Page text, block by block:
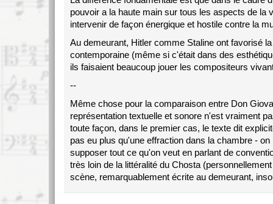
pouvoir a la haute main sur tous les aspects de la
intervenir de façon énergique et hostile contre la
Au demeurant, Hitler comme Staline ont favorisé
contemporaine (même si c'était dans des
ils faisaient beaucoup jouer les compositeurs
--
Même chose pour la comparaison entre Don
représentation textuelle et sonore n'est vraiment
toute façon, dans le premier cas, le texte dit
pas eu plus qu'une effraction dans la chambre - on
supposer tout ce qu'on veut en parlant de
très loin de la littéralité du Chosta
scène, remarquablement écrite au demeurant,